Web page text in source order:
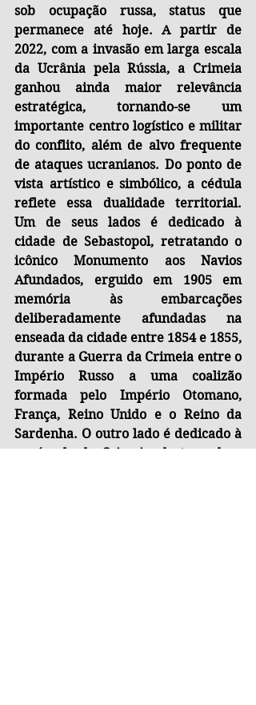
sob ocupação russa, status que
permanece até hoje. A partir de
2022, com a invasão em larga escala
da Ucrânia pela Rússia, a Crimeia
ganhou ainda maior relevância
estratégica, tornando-se um
importante centro logístico e militar
do conflito, além de alvo frequente
de ataques ucranianos. Do ponto de
vista artístico e simbólico, a cédula
reflete essa dualidade territorial.
Um de seus lados é dedicado à
cidade de Sebastopol, retratando o
icônico Monumento aos Navios
Afundados, erguido em 1905 em
memória às embarcações
deliberadamente afundadas na
enseada da cidade entre 1854 e 1855,
durante a Guerra da Crimeia entre o
Império Russo a uma coalizão
formada pelo Império Otomano,
França, Reino Unido e o Reino da
Sardenha. O outro lado é dedicado à
península da Crimeia, destacando o